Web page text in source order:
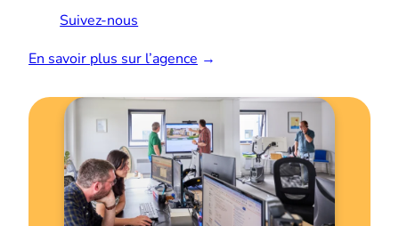
Suivez-nous
En savoir plus sur l’agence →